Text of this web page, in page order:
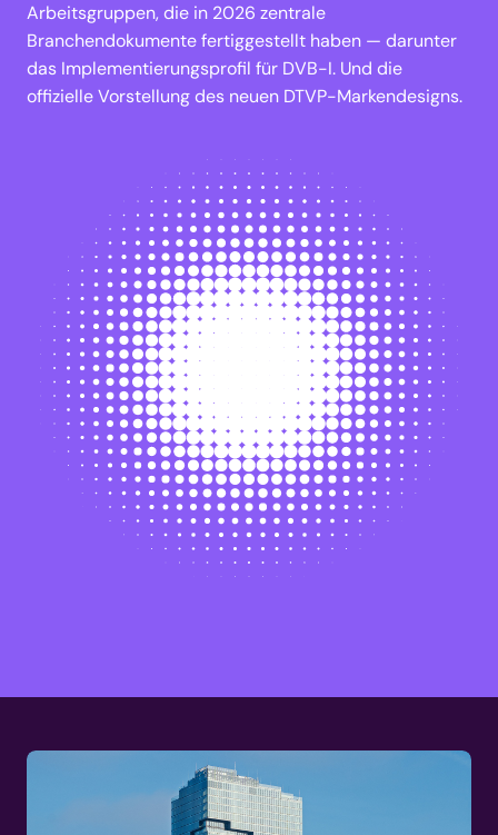
Arbeitsgruppen, die in 2026 zentrale
Branchendokumente fertiggestellt haben — darunter
das Implementierungsprofil für DVB-I. Und die
offizielle Vorstellung des neuen DTVP-Markendesigns.